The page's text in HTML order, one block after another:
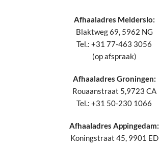
Afhaaladres Melderslo:
Blaktweg 69, 5962 NG
Tel.: +31 77-463 3056
(op afspraak)
Afhaaladres Groningen:
Rouaanstraat 5,9723 CA
Tel.: +31 50-230 1066
Afhaaladres Appingedam:
Koningstraat 45, 9901 ED